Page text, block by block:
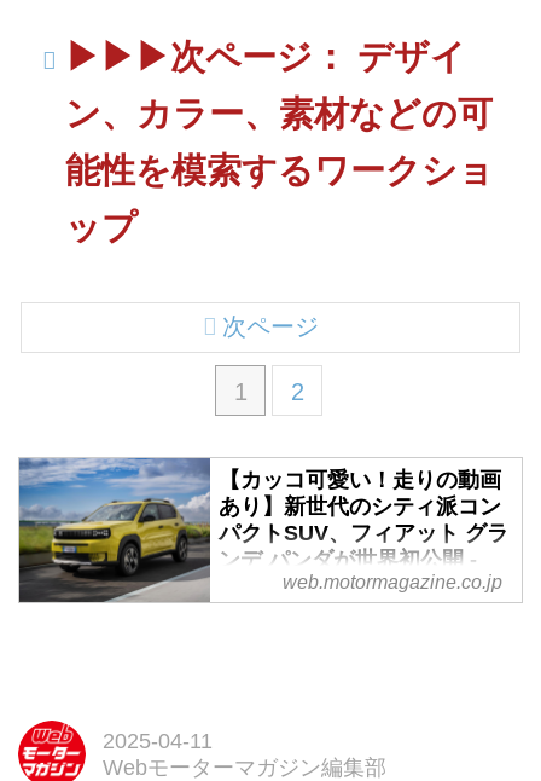
▶︎▶︎▶︎次ページ： デザイ
ン、カラー、素材などの可
能性を模索するワークショ
ップ
1 2
次ページ
【カッコ可愛い！走りの動画
あり】新世代のシティ派コン
パクトSUV、フィアット グラ
ンデ パンダが世界初公開 -
Webモーターマガジン
型コンパクトSUV「グランデパン
web.motormagazine.co.jp
2025-04-11
Webモーターマガジン編集部